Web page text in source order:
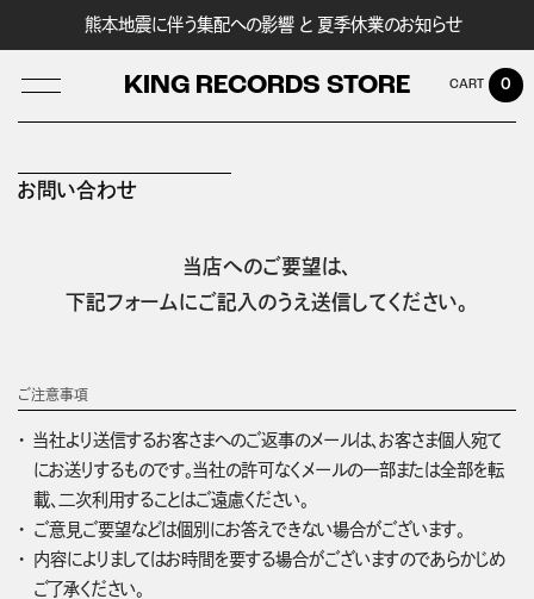
熊本地震に伴う集配への影響 と 夏季休業のお知らせ
KING RECORDS STORE 0
お問い合わせ
当店へのご要望は、
下記フォームにご記入のうえ送信してください。
ご注意事項
当社より送信するお客さまへのご返事のメールは、お客さま個人宛て
にお送りするものです。当社の許可なくメールの一部または全部を転
載、二次利用することはご遠慮ください。
ご意見ご要望などは個別にお答えできない場合がございます。
内容によりましてはお時間を要する場合がございますのであらかじめ
ご了承ください。